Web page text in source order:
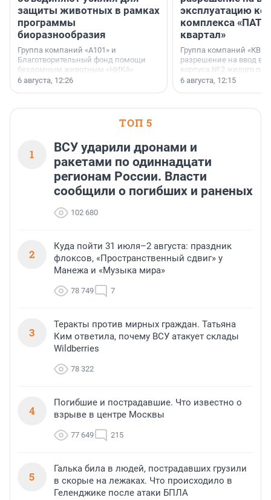
защиты животных в рамках
программы
биоразнообразия
Группа компаний «А101» и
Благотворительный фонд помощи
бездомным животным «НИКА»
заключили соглашение о
6 августа, 12:26
эксплуатацию
комплекса
квартал»
Группа компаний
разрешение на ввод в
корпуса № 2 жилого
Уютный квартал»,
6 августа, 12:15
ТОП 5
1
ВСУ ударили дронами и
ракетами по одиннадцати
регионам России. Власти
сообщили о погибших и раненых
102 680
2
Куда пойти 31 июля–2 августа: праздник
флоксов, «Пространственный сдвиг» у
Манежа и «Музыка мира»
78 749 7
3
Теракты против мирных граждан. Татьяна
Ким ответила, почему ВСУ атакует склады
Wildberries
78 322
4
Погибшие и пострадавшие. Что известно о
взрыве в центре Москвы
77 649 215
5
Галька била в людей, пострадавших грузили
в скорые на лежаках. Что происходило в
Геленджике после атаки БПЛА